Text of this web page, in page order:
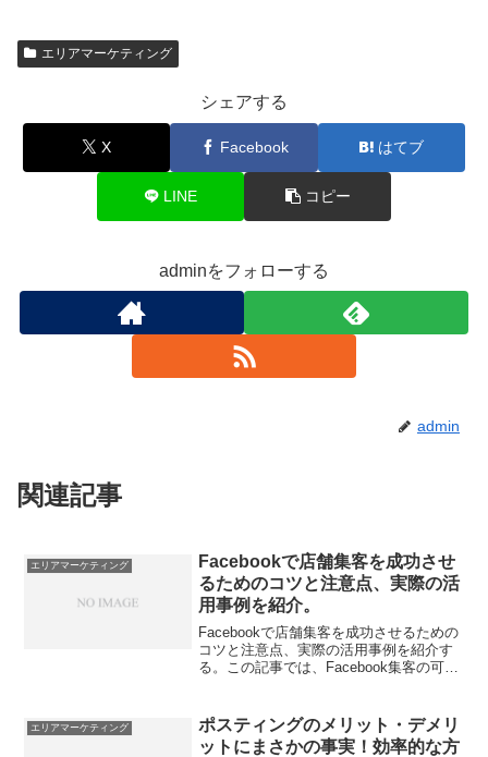
エリアマーケティング
シェアする
X Facebook はてブ
LINE コピー
adminをフォローする
admin
関連記事
エリアマーケティング
Facebookで店舗集客を成功させ
るためのコツと注意点、実際の活
用事例を紹介。
Facebookで店舗集客を成功させるための
コツと注意点、実際の活用事例を紹介す
る。この記事では、Facebook集客の可能
Facebookアカウントの開設とページ作成
方法な...
エリアマーケティング
ポスティングのメリット・デメリ
ットにまさかの事実！効率的な方